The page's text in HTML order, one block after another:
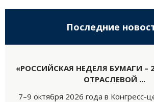
Последние
«РОССИЙСКАЯ НЕДЕЛЯ БУМАГИ –
ОТРАСЛЕВОЙ ...
7–9 октября 2026 года в Конгресс-